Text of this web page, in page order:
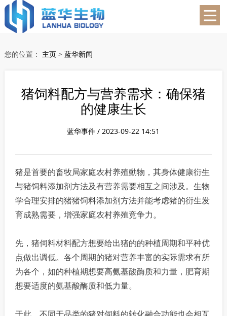
蓝华生物
您的位置： 主页> 蓝华新闻
猪饲料配方与营养需求：确保猪
的健康生长
蓝华事件 / 2023-09-22 14:51
猪是首要的畜牧局家庭农村养殖動物，其身体健康衍生
与猪饲料添加剂方法及有营养需要相互之间涉及。生物
学合理安排的猪猪饲料添加剂方法并能考虑猪的衍生发
育成熟需要，增强家庭农村养殖竞争力。
先，猪伺料材料配方想要给出猪的的种植周期和平种优
点做出调低。各个周期的猪对营养丰富的实际需求有所
为各个，如的种植期想要高氨基酸酶质和力量，肥育期
想要适度的氨基酸酶质和低力量。